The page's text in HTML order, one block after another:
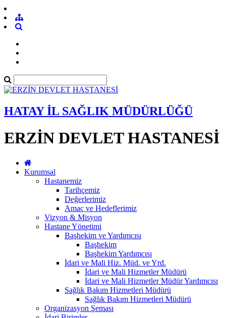
HATAY İL SAĞLIK MÜDÜRLÜĞÜ
ERZİN DEVLET HASTANESİ
Kurumsal
Hastanemiz
Tarihçemiz
Değerlerimiz
Amaç ve Hedeflerimiz
Vizyon & Misyon
Hastane Yönetimi
Başhekim ve Yardımcısı
Başhekim
Başhekim Yardımcısı
İdari ve Mali Hiz. Müd. ve Yrd.
İdari ve Mali Hizmetler Müdürü
İdari ve Mali Hizmetler Müdür Yardımcısı
Sağlık Bakım Hizmetleri Müdürü
Sağlık Bakım Hizmetleri Müdürü
Organizasyon Şeması